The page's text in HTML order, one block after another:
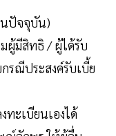
ปัจจุบัน)
ผู้มีสิทธิ / ผู้ได้รับ
รณีประสงค์รับเบี้ย
ทะเบียนเองได้